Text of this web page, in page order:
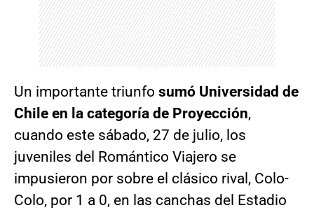
Un importante triunfo sumó Universidad de
Chile en la categoría de Proyección,
cuando este sábado, 27 de julio, los
juveniles del Romántico Viajero se
impusieron por sobre el clásico rival, Colo-
Colo, por 1 a 0, en las canchas del Estadio